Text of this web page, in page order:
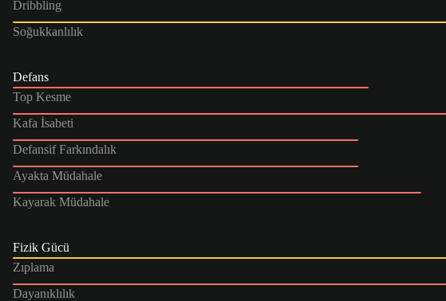
Dribbling
Soğukkanlılık
Defans
Top Kesme
Kafa İsabeti
Defansif Farkındalık
Ayakta Müdahale
Kayarak Müdahale
Fizik Gücü
Zıplama
Dayanıklılık